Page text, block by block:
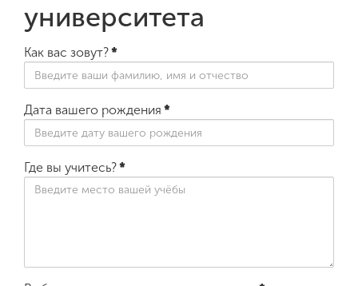
университета
Как вас зовут?*
Дата вашего рождения *
Где вы учитесь?*